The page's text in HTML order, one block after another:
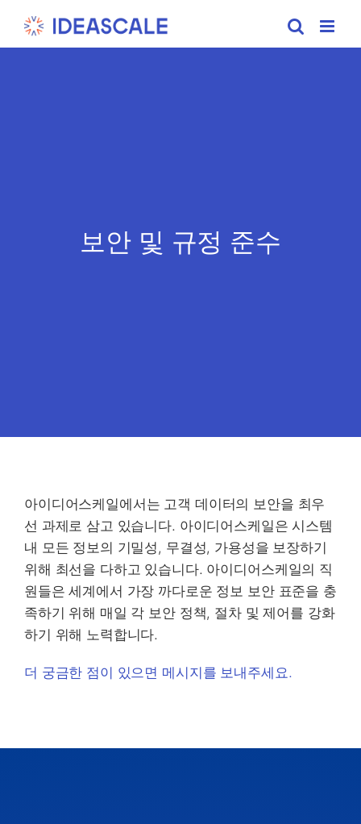
보안 및 규정 준수
아이디어스케일에서는 고객 데이터의 보안을 최우
선 과제로 삼고 있습니다. 아이디어스케일은 시스템
내 모든 정보의 기밀성, 무결성, 가용성을 보장하기
위해 최선을 다하고 있습니다. 아이디어스케일의 직
원들은 세계에서 가장 까다로운 정보 보안 표준을 충
족하기 위해 매일 각 보안 정책, 절차 및 제어를 강화
하기 위해 노력합니다.
더 궁금한 점이 있으면 메시지를 보내주세요.